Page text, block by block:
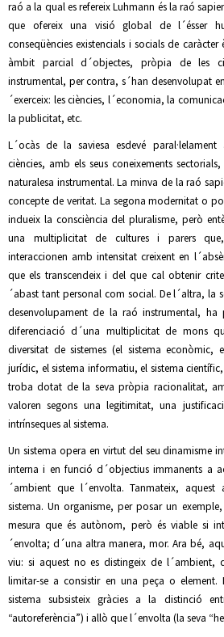
raó a la qual es refereix Luhmann és la raó
que ofereix una visió global de l´ésser
conseqüències existencials i socials de
àmbit parcial d´objectes, pròpia de les
instrumental, per contra, s´han desenvolupat
´exerceix: les ciències, l´economia, la
la publicitat, etc.
L´ocàs de la saviesa esdevé
ciències, amb els seus coneixements
naturalesa instrumental. La minva de la raó
concepte de veritat. La segona modernitat o
indueix la consciència del pluralisme, però
una multiplicitat de cultures i parers
interaccionen amb intensitat creixent en
que els transcendeix i del que cal obtenir
´abast tant personal com social. De l´altra, la
desenvolupament de la raó instrumental,
diferenciació d´una multiplicitat de mons
diversitat de sistemes (el sistema econòmic,
jurídic, el sistema informatiu, el sistema
troba dotat de la seva pròpia racionalitat,
valoren segons una legitimitat, una
intrínseques al sistema.
Un sistema opera en virtut del seu dinamisme
interna i en funció d´objectius immanents a
´ambient que l´envolta. Tanmateix,
sistema. Un organisme, per posar un
mesura que és autònom, però és viable si
´envolta; d´una altra manera, mor. Ara bé,
viu: si aquest no es distingeix de l´ambient,
limitar-se a consistir en una peça o
sistema subsisteix gràcies a la distinció
“autoreferència”) i allò que l´envolta (la seva